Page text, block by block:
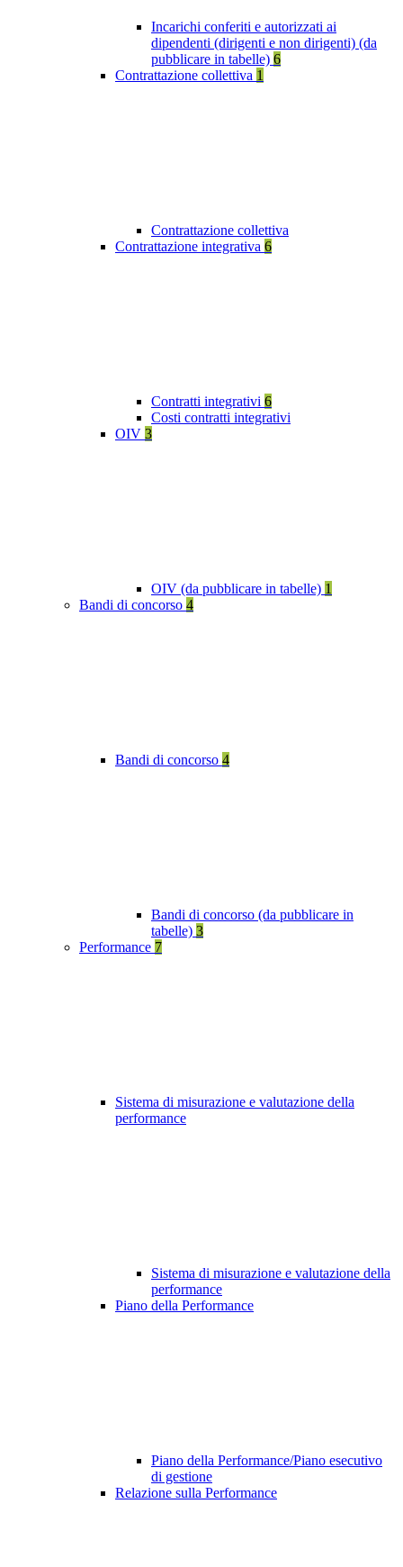
Incarichi conferiti e autorizzati ai
dipendenti (dirigenti e non dirigenti) (da
pubblicare in tabelle) 6
Contrattazione collettiva 1
Contrattazione collettiva
Contrattazione integrativa 6
Contratti integrativi 6
Costi contratti integrativi
OIV 3
OIV (da pubblicare in tabelle) 1
Bandi di concorso 4
Bandi di concorso 4
Bandi di concorso (da pubblicare in
tabelle) 3
Performance 7
Sistema di misurazione e valutazione della
performance
Sistema di misurazione e valutazione della
performance
Piano della Performance
Piano della Performance/Piano esecutivo
di gestione
Relazione sulla Performance